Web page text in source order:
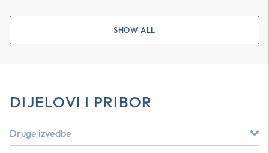
SHOW ALL
DIJELOVI I PRIBOR
Druge izvedbe